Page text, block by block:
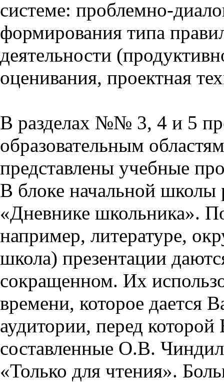
системе: проблемно-
формирования типа
деятельности
оценивания, проектная
В разделах №№ 3, 4 и 5
образовательным
представлены учебные
В блоке начальной школы
«Дневнике школьника».
например, литературе,
школа) презентации
сокращенном. Их
времени, которое дается
аудитории, перед
составленные О.В.
«Только для чтения».